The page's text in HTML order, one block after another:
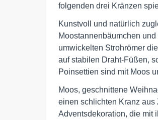
folgenden drei Kränzen
Kunstvoll und natürlich
Moostannenbäumchen
umwickelten Strohrömer
auf stabilen Draht-Füßen,
Poinsettien sind mit Moos
Moos, geschnittene
einen schlichten Kranz
Adventsdekoration, die mit